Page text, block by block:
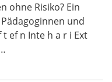
ohne Risiko? Ein
und
t ef n Inte h a r i Ext